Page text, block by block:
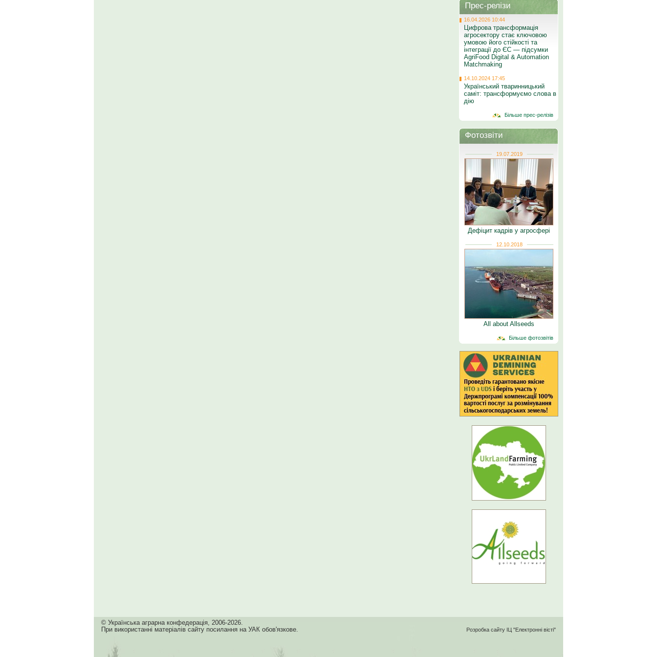
Прес-релізи
16.04.2026 10:44
Цифрова трансформація
агросектору стає ключовою
умовою його стійкості та
інтеграції до ЄС — підсумки
AgriFood Digital & Automation
Matchmaking
14.10.2024 17:45
Український тваринницький
саміт: трансформуємо слова в
дію
Більше прес-релізів
Фотозвіти
19.07.2019
Дефіцит кадрів у агросфері
12.10.2018
All about Allseeds
Більше фотозвітів
Розробка сайту ІЦ "Електронні вісті"
© Українська аграрна конфедерація, 2006-2026.
При використанні матеріалів сайту посилання на УАК обов'язкове.